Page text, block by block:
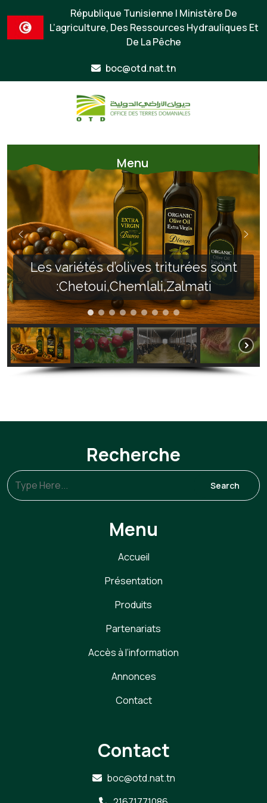
République Tunisienne | Ministère De
L’agriculture, Des Ressources Hydrauliques Et
De La Pêche
boc@otd.nat.tn
Menu
Les variétés d’olives triturées sont
:Chetoui,Chemlali,Zalmati
Recherche
Menu
Accueil
Présentation
Produits
Partenariats
Accès à l’information
Annonces
Contact
Contact
boc@otd.nat.tn